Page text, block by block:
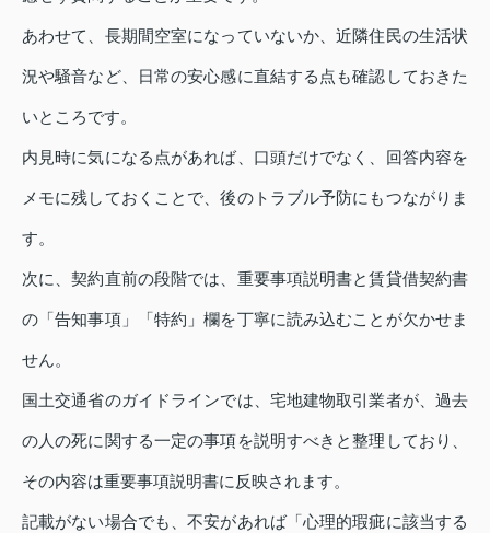
あわせて、長期間空室になっていないか、近隣住民の生活状
況や騒音など、日常の安心感に直結する点も確認しておきた
いところです。
内見時に気になる点があれば、口頭だけでなく、回答内容を
メモに残しておくことで、後のトラブル予防にもつながりま
す。
次に、契約直前の段階では、重要事項説明書と賃貸借契約書
の「告知事項」「特約」欄を丁寧に読み込むことが欠かせま
せん。
国土交通省のガイドラインでは、宅地建物取引業者が、過去
の人の死に関する一定の事項を説明すべきと整理しており、
その内容は重要事項説明書に反映されます。
記載がない場合でも、不安があれば「心理的瑕疵に該当する